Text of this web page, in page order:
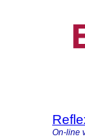
On-line